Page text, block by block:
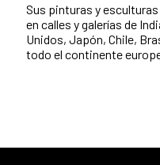
Sus pinturas y
en calles y galerías de
Unidos, Japón, Chile,
todo el continente